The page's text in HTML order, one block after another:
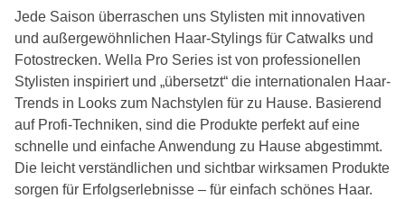
Jede Saison überraschen uns Stylisten mit innovativen
und außergewöhnlichen Haar-Stylings für Catwalks und
Fotostrecken. Wella Pro Series ist von professionellen
Stylisten inspiriert und „übersetzt“ die internationalen Haar-
Trends in Looks zum Nachstylen für zu Hause. Basierend
auf Profi-Techniken, sind die Produkte perfekt auf eine
schnelle und einfache Anwendung zu Hause abgestimmt.
Die leicht verständlichen und sichtbar wirksamen Produkte
sorgen für Erfolgserlebnisse – für einfach schönes Haar.